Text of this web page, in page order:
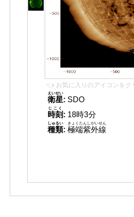
👈 お気に入りのアイコンをク
衛星
えいせい
: SDO
時刻
じこく
: 18時3分
種類
しゅるい
: 極端紫外線
きょくたんしがいせん